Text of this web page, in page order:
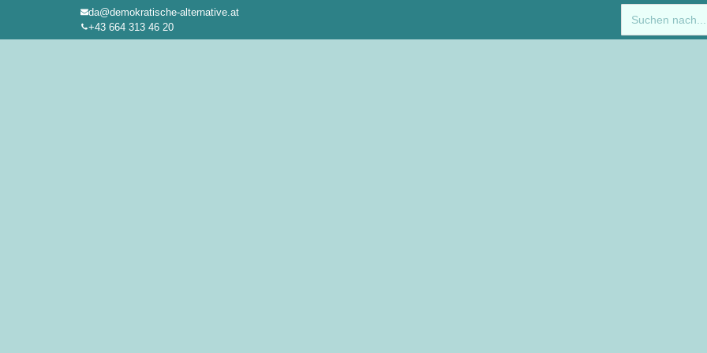
da@demokratische-alternative.at
+43 664 313 46 20